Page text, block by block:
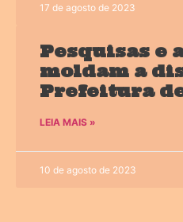
17 de agosto de 2023
Pesquisas e
moldam a
Prefeitura
LEIA MAIS »
10 de agosto de 2023